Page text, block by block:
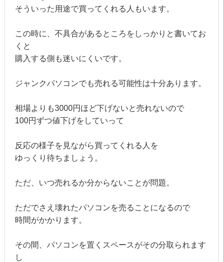
そういった用途で買ってくれる人もいます。
この時に、不具合があるところをしっかりと書いてお
くと
購入する側も迷いにくいです。
ジャンクパソコンでも売れる可能性は十分あります。
相場よりも3000円ほど下げないと売れないので
100円ずつ値下げをしていって
反応の様子を見ながら買ってくれる人を
ゆっくり待ちましょう。
ただ、いつ売れるか分からないことが問題。
ただでさえ壊れたパソコンを売ることになるので
時間がかかります。
その間、パソコンを置くスペースがその分取られます
し